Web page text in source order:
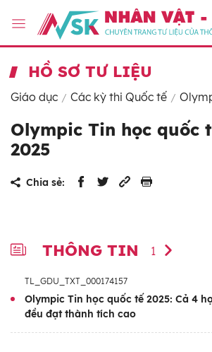
HỒ SƠ TƯ LIỆU
Giáo dục Các kỳ thi Quốc tế
Olympic Tin học quốc
2025
Chia sẻ:
THÔNG TIN 1
TL_GDU_TXT_000174157
Olympic Tin học quốc tế 2025: Cả 4
đều đạt thành tích cao